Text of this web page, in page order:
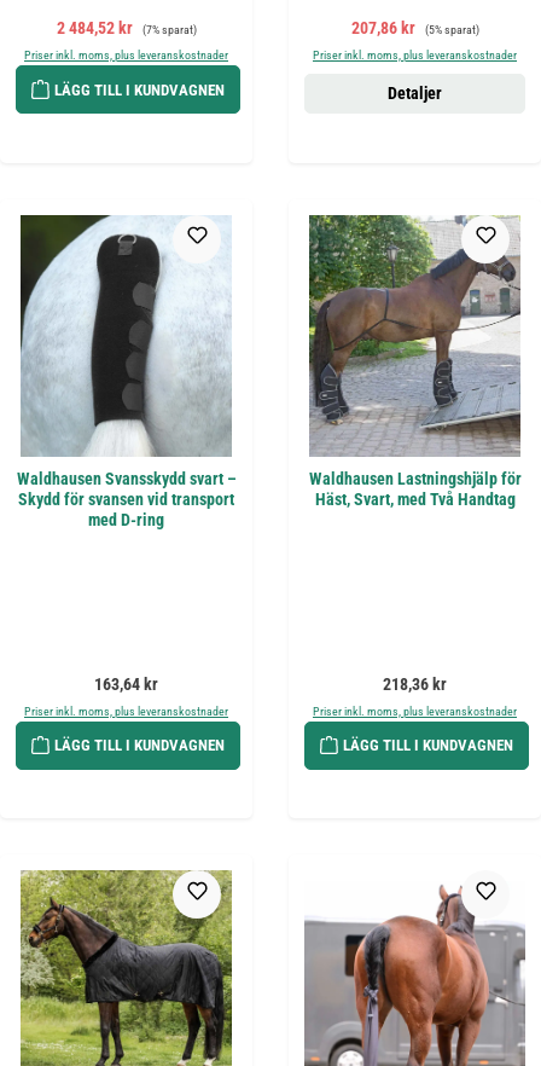
Försäljningspris:
2 484,52 kr Ordinarie pris:
(7% sparat)
Priser inkl. moms, plus leveranskostnader
LÄGG TILL I KUNDVAGNEN
Försäljningspris:
207,86 kr Ordinarie pris:
(5% sparat)
Priser inkl. moms, plus leveranskostnader
Detaljer
Waldhausen Svansskydd svart –
Skydd för svansen vid transport
med D-ring
Ordinarie pris:
163,64 kr
Priser inkl. moms, plus leveranskostnader
LÄGG TILL I KUNDVAGNEN
Waldhausen Lastningshjälp för
Häst, Svart, med Två Handtag
Ordinarie pris:
218,36 kr
Priser inkl. moms, plus leveranskostnader
LÄGG TILL I KUNDVAGNEN